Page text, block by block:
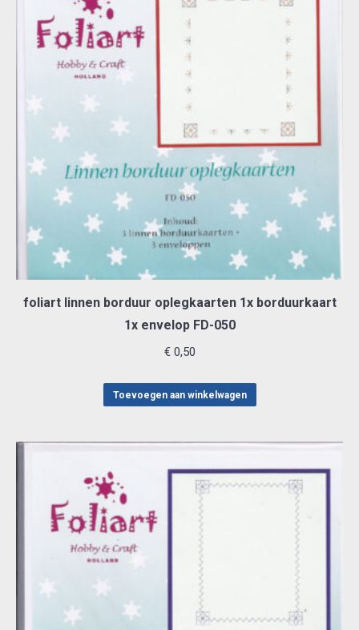
foliart linnen borduur oplegkaarten 1x borduurkaart
1x envelop FD-050
€0,50
Toevoegen aan winkelwagen